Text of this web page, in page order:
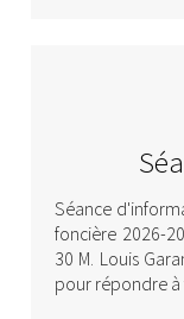
Séance
foncière 2026-
30 M. Louis
pour répondre à